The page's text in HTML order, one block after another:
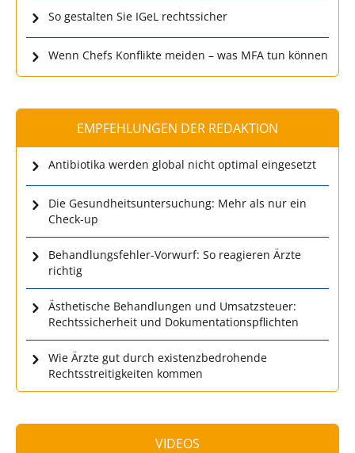
So gestalten Sie IGeL rechtssicher
Wenn Chefs Konflikte meiden – was MFA tun können
EMPFEHLUNGEN DER REDAKTION
Antibiotika werden global nicht optimal eingesetzt
Die Gesundheitsuntersuchung: Mehr als nur ein
Check-up
Behandlungsfehler-Vorwurf: So reagieren Ärzte
richtig
Ästhetische Behandlungen und Umsatzsteuer:
Rechtssicherheit und Dokumentationspflichten
Wie Ärzte gut durch existenzbedrohende
Rechtsstreitigkeiten kommen
VIDEOS